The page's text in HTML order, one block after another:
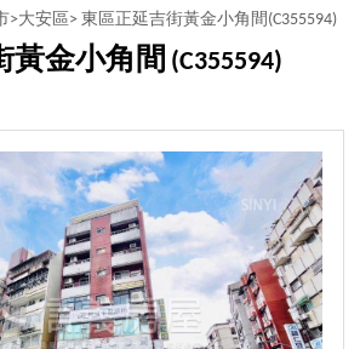
>大安區> 東區正延吉街黃金小角間 (C355594)
黃金小角間 (C355594)